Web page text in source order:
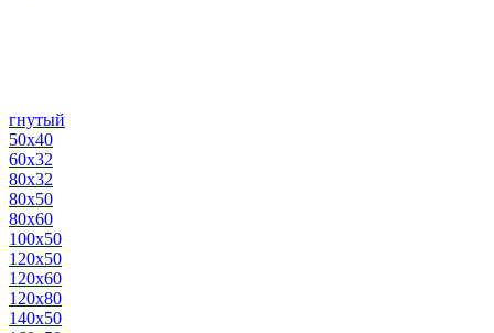
гнутый
50х40
60х32
80х32
80х50
80х60
100х50
120х50
120х60
120х80
140х50